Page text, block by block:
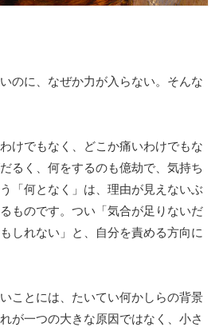
のに、なぜか力が入らない。そんな
けでもなく、どこか痛いわけでもな
るく、何をするのも億劫で、気持ち
「何となく」は、理由が見えないぶ
ものです。つい「気合が足りないだ
しれない」と、自分を責める方向に
ことには、たいてい何かしらの背景
が一つの大きな原因ではなく、小さ